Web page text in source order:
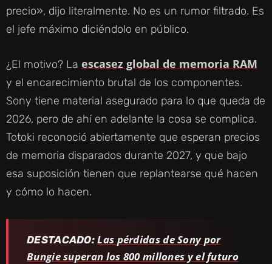
precio», dijo literalmente. No es un rumor filtrado. Es
el jefe máximo diciéndolo en público.
¿El motivo? La escasez global de memoria RAM
y el encarecimiento brutal de los componentes.
Sony tiene material asegurado para lo que queda de
2026, pero de ahí en adelante la cosa se complica.
Totoki reconoció abiertamente que esperan precios
de memoria disparados durante 2027, y que bajo
esa suposición tienen que replantearse qué hacen
y cómo lo hacen.
DESTACADO:Las pérdidas de Sony por
Bungie superan los 800 millones y el futuro